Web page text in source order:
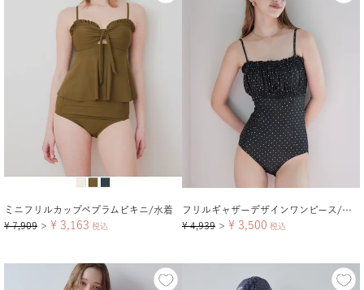
ミニフリルカップペプラムビキニ/水着
¥ 7,909 ＞ ¥ 3,163 税込
フリルギャザーデザインワンピース/水着
¥ 4,939 ＞ ¥ 3,500 税込